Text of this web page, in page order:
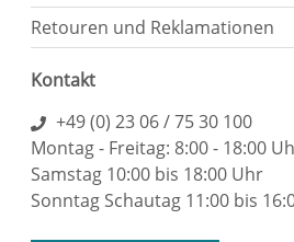
Retouren und Reklamationen
Kontakt
+49 (0) 23 06 / 75 30 100
Montag - Freitag: 8:00 - 18:00
Samstag 10:00 bis 18:00 Uhr
Sonntag Schautag 11:00 bis